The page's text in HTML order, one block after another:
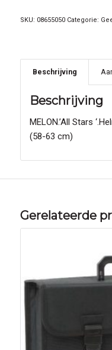
SKU: 08655050 Categorie:
Beschrijving
Beschrijving
MELON.’All Stars
(58-63 cm)
Gerelateerde